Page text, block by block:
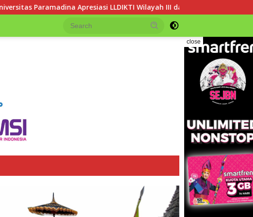
LLDIKTI Wilayah III dalam Memperjuangkan Eksistensi Perguruan
close